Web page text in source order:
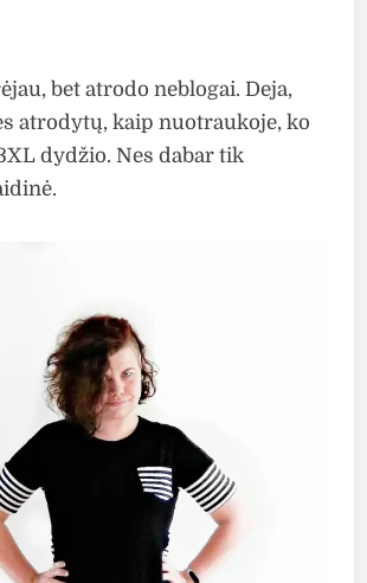
bet atrodo neblogai. Deja,
atrodytų, kaip nuotraukoje, ko
dydžio. Nes dabar tik